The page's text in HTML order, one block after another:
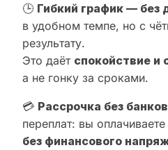
🕒 Гибкий график — без
в удобном темпе, но с
результату.
Это даёт спокойствие и
а не гонку за сроками.
💳 Рассрочка без
переплат: вы
без финансового